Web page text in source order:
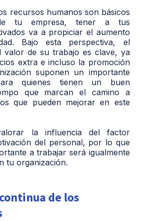
recursos humanos son básicos
tu empresa, tener a tus
va a propiciar el aumento
Bajo esta perspectiva, el
valor de su trabajo es clave, ya
extra e incluso la promoción
suponen un importante
quienes tienen un buen
que marcan el camino a
que pueden mejorar en este
la influencia del factor
del personal, por lo que
a trabajar será igualmente
tu organización.
de los